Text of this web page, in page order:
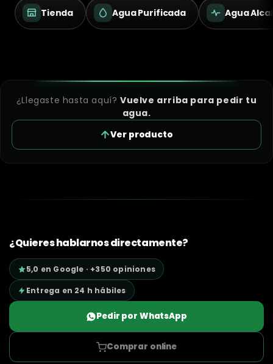
Tienda Agua Purificada Agua
¿Llegaste hasta aquí? Vuelve arriba para pedir tu
agua.
Ver producto
¿Quieres hablarnos directamente?
5,0 en Google · +350 opiniones
Entrega en 24 h hábiles
Pedir por WhatsApp
Comprar online